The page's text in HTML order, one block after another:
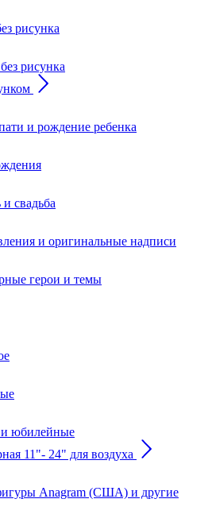
рисунка
рисунка
и рождение ребенка
свадьба
и оригинальные надписи
герои и темы
юбилейные
11"- 24" для воздуха
Anagram (США) и другие